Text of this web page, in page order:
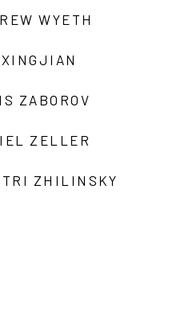
WYETH
XINGJIAN
ZABOROV
ZELLER
ZHILINSKY